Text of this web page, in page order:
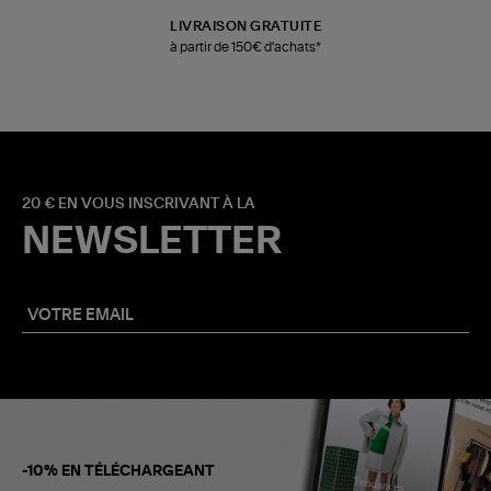
LIVRAISON GRATUITE
à partir de 150€ d'achats*
20 € EN VOUS INSCRIVANT À LA
NEWSLETTER
-10% EN TÉLÉCHARGEANT